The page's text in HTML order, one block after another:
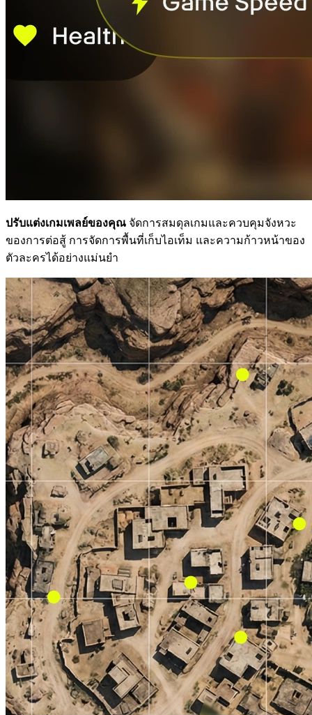
ปรับแต่งเกมเพลย์ของคุณ จัดการสมดุลเกมและควบคุมจังหวะ
ของการต่อสู้ การจัดการพื้นที่เก็บไอเท็ม และความก้าวหน้าของ
ตัวละครได้อย่างแม่นยำ